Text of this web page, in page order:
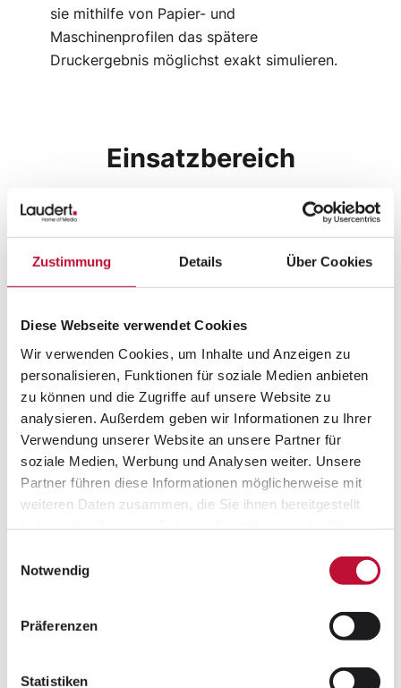
Zustimmung Details Über Cookies
Diese Webseite verwendet Cookies
Wir verwenden Cookies, um Inhalte und Anzeigen zu
personalisieren, Funktionen für soziale Medien anbieten
zu können und die Zugriffe auf unsere Website zu
analysieren. Außerdem geben wir Informationen zu Ihrer
Verwendung unserer Website an unsere Partner für
soziale Medien, Werbung und Analysen weiter. Unsere
Partner führen diese Informationen möglicherweise mit
weiteren Daten zusammen, die Sie ihnen bereitgestellt
Datenschutzerklärung
Notwendig
Präferenzen
Statistiken
sie mithilfe von Papier- und
Maschinenprofilen das spätere
Druckergebnis möglichst exakt simulieren.
Einsatzbereich
Im Bereich des
auflagenstarker Materialien mit sensiblen
Farbgebung präzise zu überprüfen.
Gleichzeitig dient der Andruck als
verbindliche Vorlage, sodass der Drucker
genau weiß, wie das Endprodukt aussehen
soll. Um optimale Ergebnisse zu erzielen,
empfiehlt es sich, die ausgewählte
Druckerei bereits zu Projektbeginn
einzubeziehen. So können die individuellen
Anforderungen des Kunden von Anfang an
berücksichtigt werden und eine
werden.